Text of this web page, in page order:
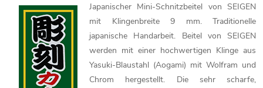
Japanischer Mini-Schnitzbeitel von SEIGEN
mit Klingenbreite 9 mm. Traditionelle
japanische Handarbeit. Beitel von SEIGEN
werden mit einer hochwertigen Klinge aus
Yasuki-Blaustahl (Aogami) mit Wolfram und
Chrom hergestellt. Die sehr scharfe,